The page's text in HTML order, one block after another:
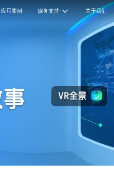
应用案例 服务支持 关于我们